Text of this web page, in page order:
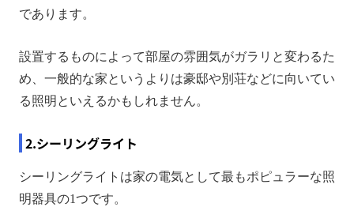
であります。
設置するものによって部屋の雰囲気がガラリと変わるた
め、一般的な家というよりは豪邸や別荘などに向いてい
る照明といえるかもしれません。
2.シーリングライト
シーリングライトは家の電気として最もポピュラーな照
明器具の1つです。